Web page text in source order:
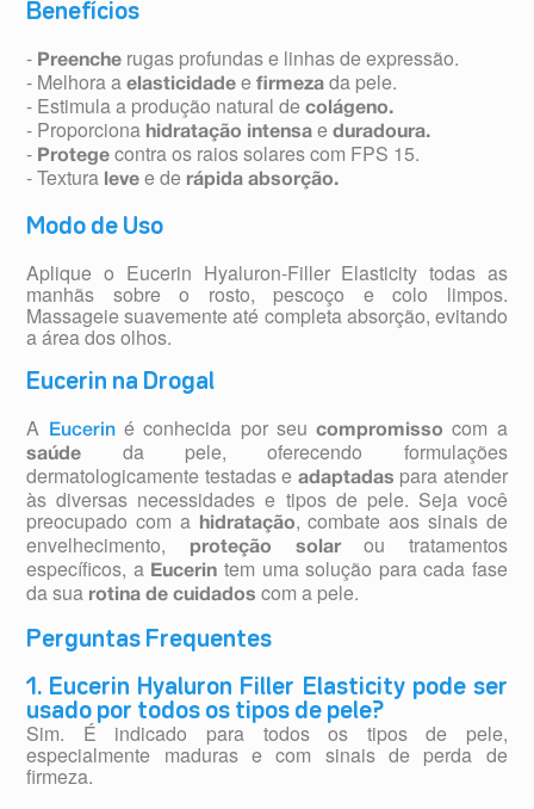
Benefícios
- Preenche rugas profundas e linhas de expressão.
- Melhora aelasticidade efirmeza da pele.
- Estimula a produção natural decolágeno.
- Proporciona hidratação intensa eduradoura.
- Protege contra os raios solares com FPS 15.
- Textura leve e de rápida absorção.
Modo de Uso
Aplique o Eucerin Hyaluron-Filler Elasticity todas as
manhãs sobre o rosto, pescoço e colo limpos.
Massageie suavemente até completa absorção, evitando
a área dos olhos.
Eucerin na Drogal
A Euceriné conhecida por seucompromisso com a
saúde
da pele, oferecendo formulações
dermatologicamente testadas e adaptadas para atender
às diversas necessidades e tipos de pele. Seja você
preocupado com a hidratação, combate aos sinais de
envelhecimento,
proteção solarou tratamentos
específicos, a Eucerin tem uma solução para cada fase
da sua rotina de cuidados com a pele.
Perguntas Frequentes
1. Eucerin Hyaluron Filler Elasticity pode ser
usado por todos os tipos de pele?
Sim. É indicado para todos os tipos de pele,
especialmente maduras e com sinais de perda de
firmeza.